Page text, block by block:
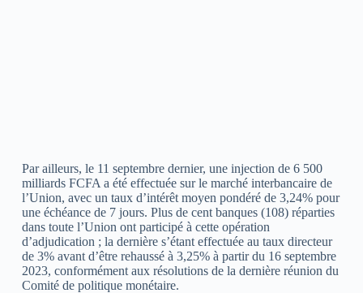
Par ailleurs, le 11 septembre dernier, une injection de 6 500
milliards FCFA a été effectuée sur le marché interbancaire de
l’Union, avec un taux d’intérêt moyen pondéré de 3,24% pour
une échéance de 7 jours. Plus de cent banques (108) réparties
dans toute l’Union ont participé à cette opération
d’adjudication ; la dernière s’étant effectuée au taux directeur
de 3% avant d’être rehaussé à 3,25% à partir du 16 septembre
2023, conformément aux résolutions de la dernière réunion du
Comité de politique monétaire.